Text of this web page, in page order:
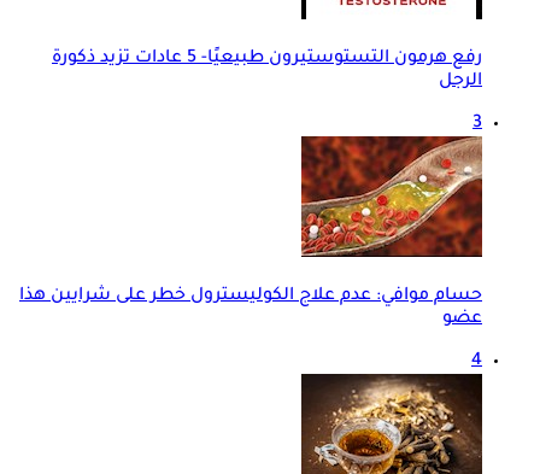
رفع هرمون التستوستيرون طبيعيًا- 5 عادات تزيد ذكورة
الرجل
3
حسام موافي: عدم علاج الكوليسترول خطر على شرايين هذا
عضو
4